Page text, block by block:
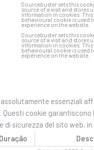
Sourcebuster sets this
source of a visit and stores
information in cookies.
behavioural cookie is used
experience on the website.
Sourcebuster sets this
source of a visit and stores
information in cookies.
behavioural cookie is used
experience on the website.
essenziali
cookie garantiscono
sicurezza del sito web, in
Duração